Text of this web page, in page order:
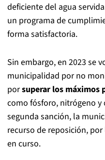
deficiente del agua
un programa de
forma satisfactoria.
Sin embargo, en 2023 se
municipalidad por no
porsuperar los
como fósforo, nitrógeno y
segunda sanción, la
recurso de reposición,
en curso.